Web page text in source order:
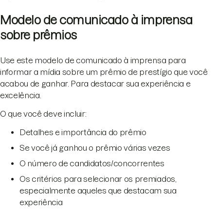
Modelo de comunicado à imprensa
sobre prêmios
Use este modelo de comunicado à imprensa para
informar a mídia sobre um prêmio de prestígio que você
acabou de ganhar. Para destacar sua experiência e
excelência.
O que você deve incluir:
Detalhes e importância do prêmio
Se você já ganhou o prêmio várias vezes
O número de candidatos/concorrentes
Os critérios para selecionar os premiados,
especialmente aqueles que destacam sua
experiência